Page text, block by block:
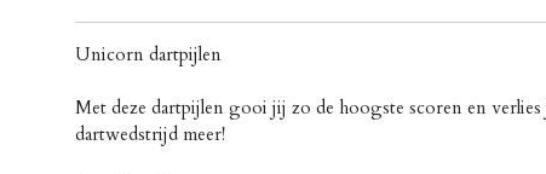
Unicorn dartpijlen
Met deze dartpijlen gooi jij zo de hoogste scoren en verlies
dartwedstrijd meer!